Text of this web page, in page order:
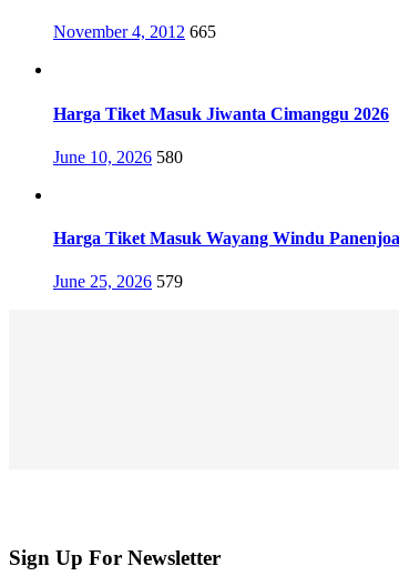
Posted
November 4, 2012 665
Harga Tiket Masuk Jiwanta Cimanggu 2026
Posted
June 10, 2026 580
Harga Tiket Masuk Wayang Windu
Posted
June 25, 2026 579
Sign Up For Newsletter